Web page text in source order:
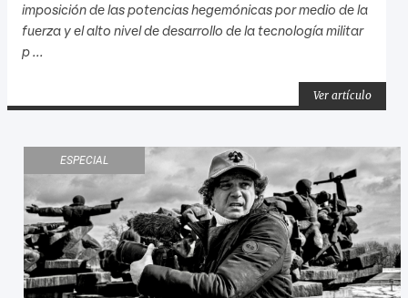
imposición de las potencias hegemónicas por medio de la
fuerza y el alto nivel de desarrollo de la tecnología militar
p ...
Ver artículo
ESPECIAL